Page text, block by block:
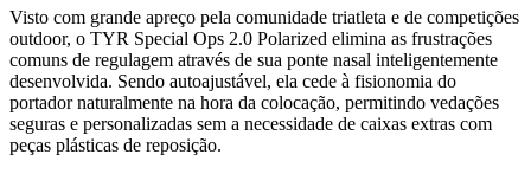
Visto com grande apreço pela comunidade triatleta e de competições
outdoor, o TYR Special Ops 2.0 Polarized elimina as frustrações
comuns de regulagem através de sua ponte nasal inteligentemente
desenvolvida. Sendo autoajustável, ela cede à fisionomia do
portador naturalmente na hora da colocação, permitindo vedações
seguras e personalizadas sem a necessidade de caixas extras com
peças plásticas de reposição.